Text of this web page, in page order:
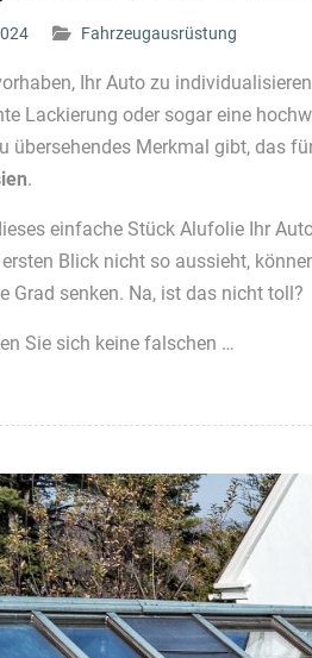
Fahrzeugausrüstung
Ihr Auto zu
Lackierung oder sogar eine
übersehendes Merkmal gibt, das
.
einfache Stück Alufolie Ihr
Blick nicht so aussieht,
Grad senken. Na, ist das nicht toll?
Sie sich keine falschen …